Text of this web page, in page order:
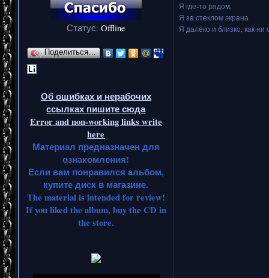
Статус: Offline
Поделиться…
Об ошибках и нерабочих
ссылках пишите сюда
Error and non-working links write
here
Материал предназначен для
ознакомления!
Если вам понравился альбом,
купите диск в магазине.
The material is intended for review!
If you liked the album, buy the CD in
the store.
Я где-то рядом,
Я за стеклом экрана
Я далеко и близко, как ни